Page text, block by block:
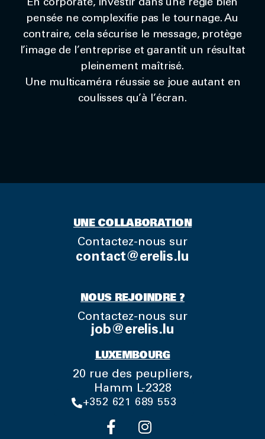
En corporate, investir dans une régie bien
pensée ne complexifie pas le tournage. Au
contraire, cela sécurise le message, protège
l’image de l’entreprise et garantit un résultat
pleinement maîtrisé.
Une multicaméra réussie se joue autant en
coulisses qu’à l’écran.
UNE COLLABORATION
Contactez-nous sur
contact@erelis.lu
NOUS REJOINDRE ?
Contactez-nous sur
job@erelis.lu
LUXEMBOURG
20 rue des peupliers,
Hamm L-2328
+352 621 689 553